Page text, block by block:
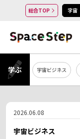
総合TOP 宇宙
学ぶ 宇宙ビジネス
2026.06.08
宇宙ビジネス